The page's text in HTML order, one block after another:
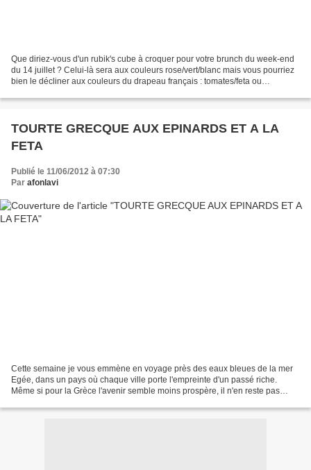
Que diriez-vous d'un rubik's cube à croquer pour votre brunch du week-end
du 14 juillet ? Celui-là sera aux couleurs rose/vert/blanc mais vous pourriez
bien le décliner aux couleurs du drapeau français : tomates/feta ou
TOURTE GRECQUE AUX EPINARDS ET A LA
FETA
Publié le 11/06/2012 à 07:30
Par afonlavi
Cette semaine je vous emmène en voyage près des eaux bleues de la mer
Egée, dans un pays où chaque ville porte l'empreinte d'un passé riche.
Même si pour la Grèce l'avenir semble moins prospère, il n'en reste pas